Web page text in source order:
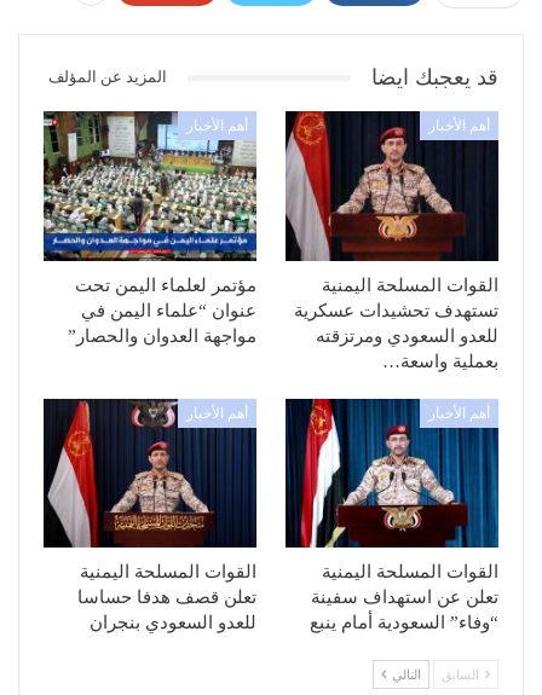
قد يعجبك ايضا المزيد عن المؤلف
أهم الأخبار
القوات المسلحة اليمنية
تستهدف تحشيدات عسكرية
للعدو السعودي ومرتزقته
بعملية واسعة…
أهم الأخبار
مؤتمر لعلماء اليمن تحت
عنوان “علماء اليمن في
مواجهة العدوان والحصار”
أهم الأخبار
القوات المسلحة اليمنية
تعلن عن استهداف سفينة
“وفاء” السعودية أمام ينبع
أهم الأخبار
القوات المسلحة اليمنية
تعلن قصف هدفا حساسا
للعدو السعودي بنجران
السابق التالي